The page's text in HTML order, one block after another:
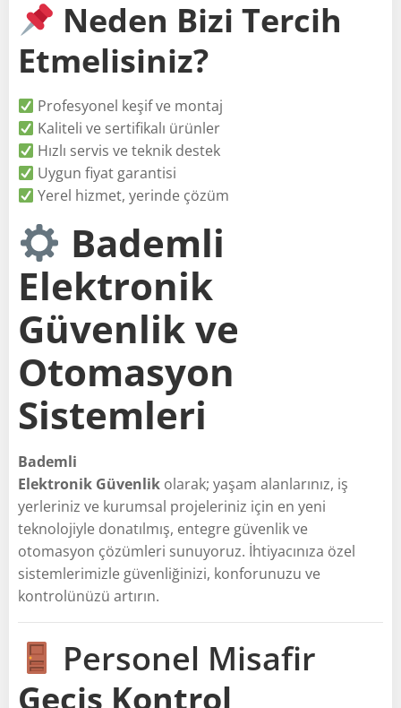
Neden Bizi Tercih
Etmelisiniz?
Profesyonel keşif ve montaj
Kaliteli ve sertifikalı ürünler
Hızlı servis ve teknik destek
Uygun fiyat garantisi
Yerel hizmet, yerinde çözüm
Bademli
Elektronik
Güvenlik ve
Otomasyon
Sistemleri
Bademli
Elektronik Güvenlik olarak; yaşam alanlarınız, iş
yerleriniz ve kurumsal projeleriniz için en yeni
teknolojiyle donatılmış, entegre güvenlik ve
otomasyon çözümleri sunuyoruz. İhtiyacınıza özel
sistemlerimizle güvenliğinizi, konforunuzu ve
kontrolünüzü artırın.
Personel Misafir
Geçiş Kontrol